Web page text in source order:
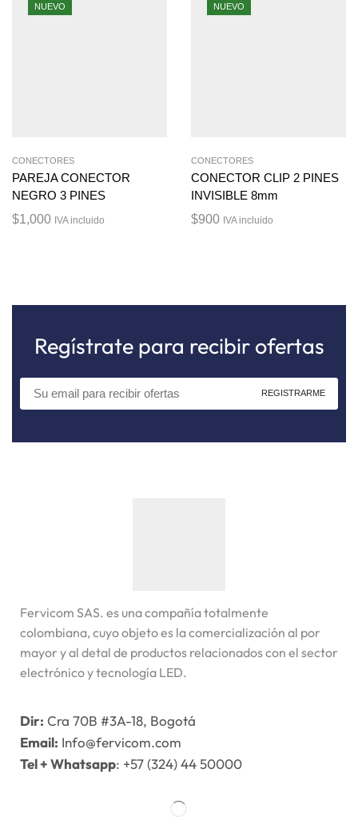
NUEVO
CONECTORES
PAREJA CONECTOR
NEGRO 3 PINES
$1,000 IVA incluido
NUEVO
CONECTORES
CONECTOR CLIP 2 PINES
INVISIBLE 8mm
$900 IVA incluido
Regístrate para recibir ofertas
Fervicom SAS. es una compañía totalmente
colombiana, cuyo objeto es la comercialización al por
mayor y al detal de productos relacionados con el sector
electrónico y tecnología LED.
Dir: Cra 70B #3A-18, Bogotá
Email: Info@fervicom.com
Tel + Whatsapp: +57 (324) 44 50000